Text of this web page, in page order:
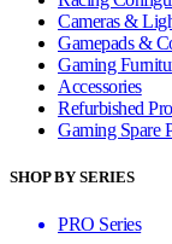
Cameras &
Gamepads &
Gaming
Accessories
Refurbished
Gaming Spare
SHOP BY SERIES
PRO Series